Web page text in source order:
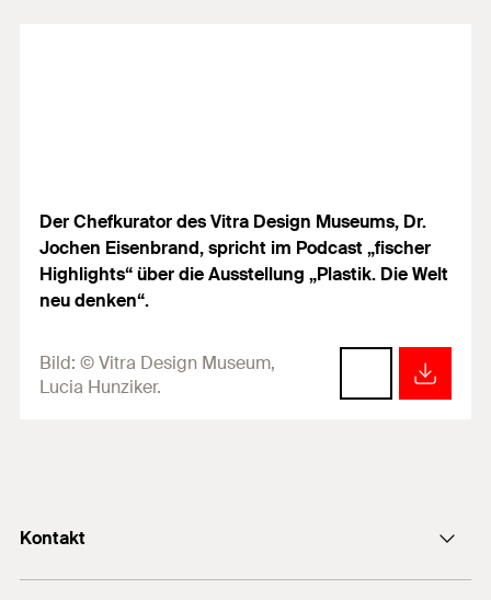
Der Chefkurator des Vitra Design Museums, Dr.
Jochen Eisenbrand, spricht im Podcast „fischer
Highlights“ über die Ausstellung „Plastik. Die Welt
neu denken“.
Bild: © Vitra Design Museum,
Lucia Hunziker.
Kontakt